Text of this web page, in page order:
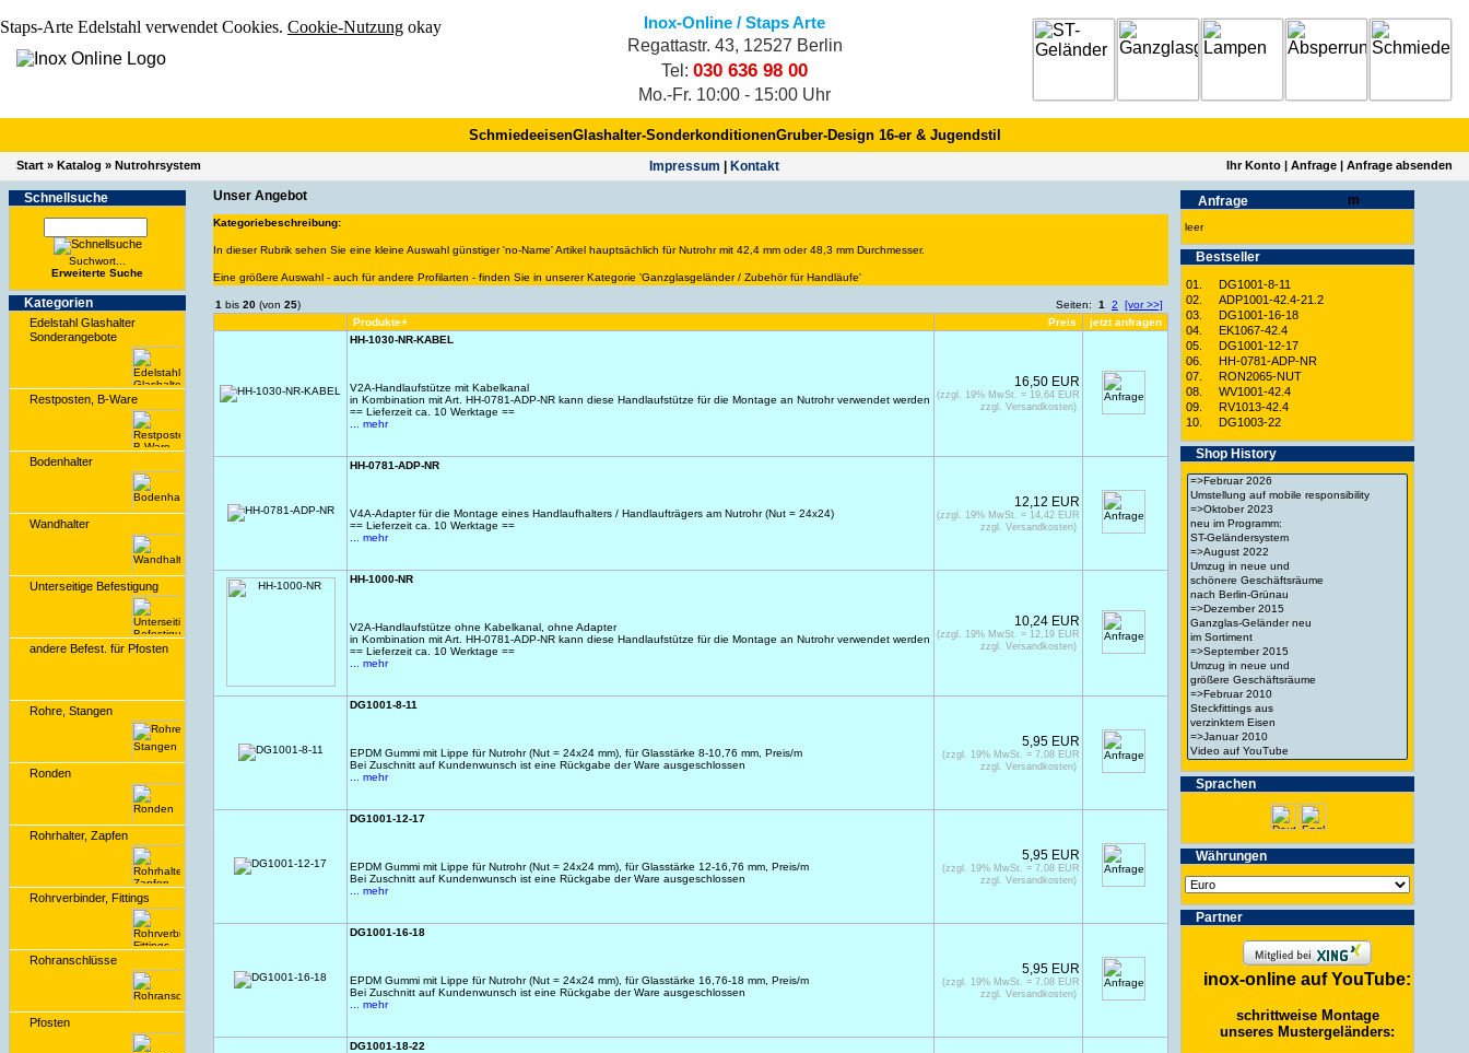
Staps-Arte Edelstahl verwendet Cookies. Cookie-Nutzung okay
Inox-Online / Staps Arte
Regattastr. 43, 12527 Berlin
Tel: 030 636 98 00
Mo.-Fr. 10:00 - 15:00 Uhr
SchmiedeeisenGlashalter-SonderkonditionenGruber-Design 16-er & Jugendstil
Start » Katalog » Nutrohrsystem Impres­sum Kontakt Ihr Konto | Anfrage | Anfrage absenden
Schnell­suche
Suchwort...
Erwei­terte Suche
Kate­gorien
Edelstahl Glashalter
Sonderangebote
Restposten, B-Ware
Bodenhalter
Wandhalter
Unterseitige Befestigung
andere Befest. für Pfosten
Rohre, Stangen
Ronden
Rohrhalter, Zapfen
Rohrverbinder, Fittings
Rohranschlüsse
Pfosten
Unser Angebot
Kategoriebeschreibung:
In dieser Rubrik sehen Sie eine kleine Auswahl günstiger 'no-Name' Artikel hauptsächlich für Nutrohr mit 42,4 mm oder 48,3 mm Durchmesser.
Eine größere Auswahl - auch für andere Profilarten - finden Sie in unserer Kategorie 'Ganzglasgeländer / Zubehör für Handläufe'
1 bis 20 (von 25) Seiten: 1 2
[vor >>]
Produkte+
Preis
jetzt anfragen
HH-1030-NR-KABEL
V2A-Handlaufstütze mit Kabelkanal
in Kombination mit Art. HH-0781-ADP-NR kann diese Handlaufstütze für die Montage an Nutrohr verwendet werden
== Lieferzeit ca. 10 Werktage ==
... mehr
16,50 EUR
(zzgl. 19% MwSt. = 19,64 EUR
zzgl. Versandkosten)
HH-0781-ADP-NR
V4A-Adapter für die Montage eines Handlaufhalters / Handlaufträgers am Nutrohr (Nut = 24x24)
== Lieferzeit ca. 10 Werktage ==
... mehr
12,12 EUR
(zzgl. 19% MwSt. = 14,42 EUR
zzgl. Versandkosten)
HH-1000-NR
V2A-Handlaufstütze ohne Kabelkanal, ohne Adapter
in Kombination mit Art. HH-0781-ADP-NR kann diese Handlaufstütze für die Montage an Nutrohr verwendet werden
== Lieferzeit ca. 10 Werktage ==
... mehr
10,24 EUR
(zzgl. 19% MwSt. = 12,19 EUR
zzgl. Versandkosten)
DG1001-8-11
EPDM Gummi mit Lippe für Nutrohr (Nut = 24x24 mm), für Glasstärke 8-10,76 mm, Preis/m
Bei Zuschnitt auf Kundenwunsch ist eine Rückgabe der Ware ausgeschlossen
... mehr
5,95 EUR
(zzgl. 19% MwSt. = 7,08 EUR
zzgl. Versandkosten)
DG1001-12-17
EPDM Gummi mit Lippe für Nutrohr (Nut = 24x24 mm), für Glasstärke 12-16,76 mm, Preis/m
Bei Zuschnitt auf Kundenwunsch ist eine Rückgabe der Ware ausgeschlossen
... mehr
5,95 EUR
(zzgl. 19% MwSt. = 7,08 EUR
zzgl. Versandkosten)
DG1001-16-18
EPDM Gummi mit Lippe für Nutrohr (Nut = 24x24 mm), für Glasstärke 16,76-18 mm, Preis/m
Bei Zuschnitt auf Kundenwunsch ist eine Rückgabe der Ware ausgeschlossen
... mehr
5,95 EUR
(zzgl. 19% MwSt. = 7,08 EUR
zzgl. Versandkosten)
DG1001-18-22
Anfrage
leer
Best­seller
01.
DG1001-8-11
02.
ADP1001-42.4-21.2
03.
DG1001-16-18
04.
EK1067-42.4
05.
DG1001-12-17
06.
HH-0781-ADP-NR
07.
RON2065-NUT
08.
WV1001-42.4
09.
RV1013-42.4
10.
DG1003-22
Shop History
Spra­chen
Wäh­run­gen
Partner
inox-online auf YouTube:
schrittweise Montage
unseres Mustergeländers: